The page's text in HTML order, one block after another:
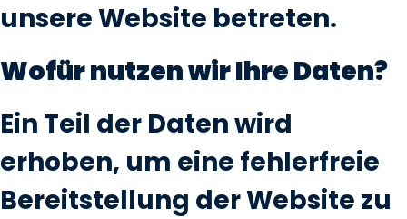
unsere Website betreten.
Wofür nutzen wir Ihre Daten?
Ein Teil der Daten wird
erhoben, um eine fehlerfreie
Bereitstellung der Website zu